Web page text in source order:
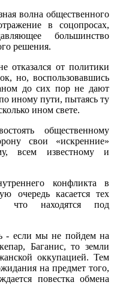
волна общественного
в соцопросах,
большинство
решения.
отказался от политики
но, воспользовавшись
до сих пор не дают
иному пути, пытаясь ту
ином свете.
общественному
свои «искренние»
всем известному и
конфликта в
очередь касается тех
что находятся под
- если мы не пойдем на
Баганис, то земли
оккупацией. Тем
на предмет того,
повестка обмена